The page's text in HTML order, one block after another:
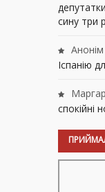
сину три
Анонім
Іспанію
спокійні